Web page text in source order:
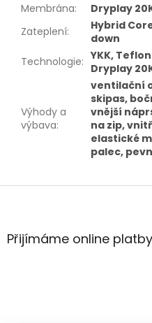
Membrána:
Dryplay
Zateplení:
Hybrid
down
Technologie: YKK,
Dryplay
Výhody a
výbava:
ventilační
skipas,
vnější
na zip,
elastické
palec,
Z
aPřijímáme online platby